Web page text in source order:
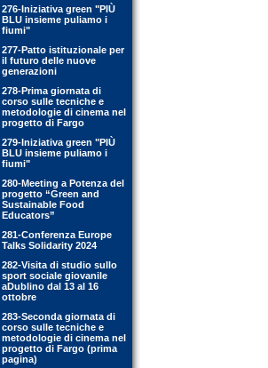
276-Iniziativa green "PIÙ
BLU insieme puliamo i
fiumi"
277-Patto istituzionale per
il futuro delle nuove
generazioni
278-Prima giornata di
corso sulle tecniche e
metodologie di cinema nel
progetto di Fargo
279-Iniziativa green "PIÙ
BLU insieme puliamo i
fiumi"
280-Meeting a Potenza del
progetto “Green and
Sustainable Food
Educators”
281-Conferenza Europe
Talks Solidarity 2024
282-Visita di studio sullo
sport sociale giovanile
aDublino dal 13 al 16
ottobre
283-Seconda giornata di
corso sulle tecniche e
metodologie di cinema nel
progetto di Fargo (prima
pagina)